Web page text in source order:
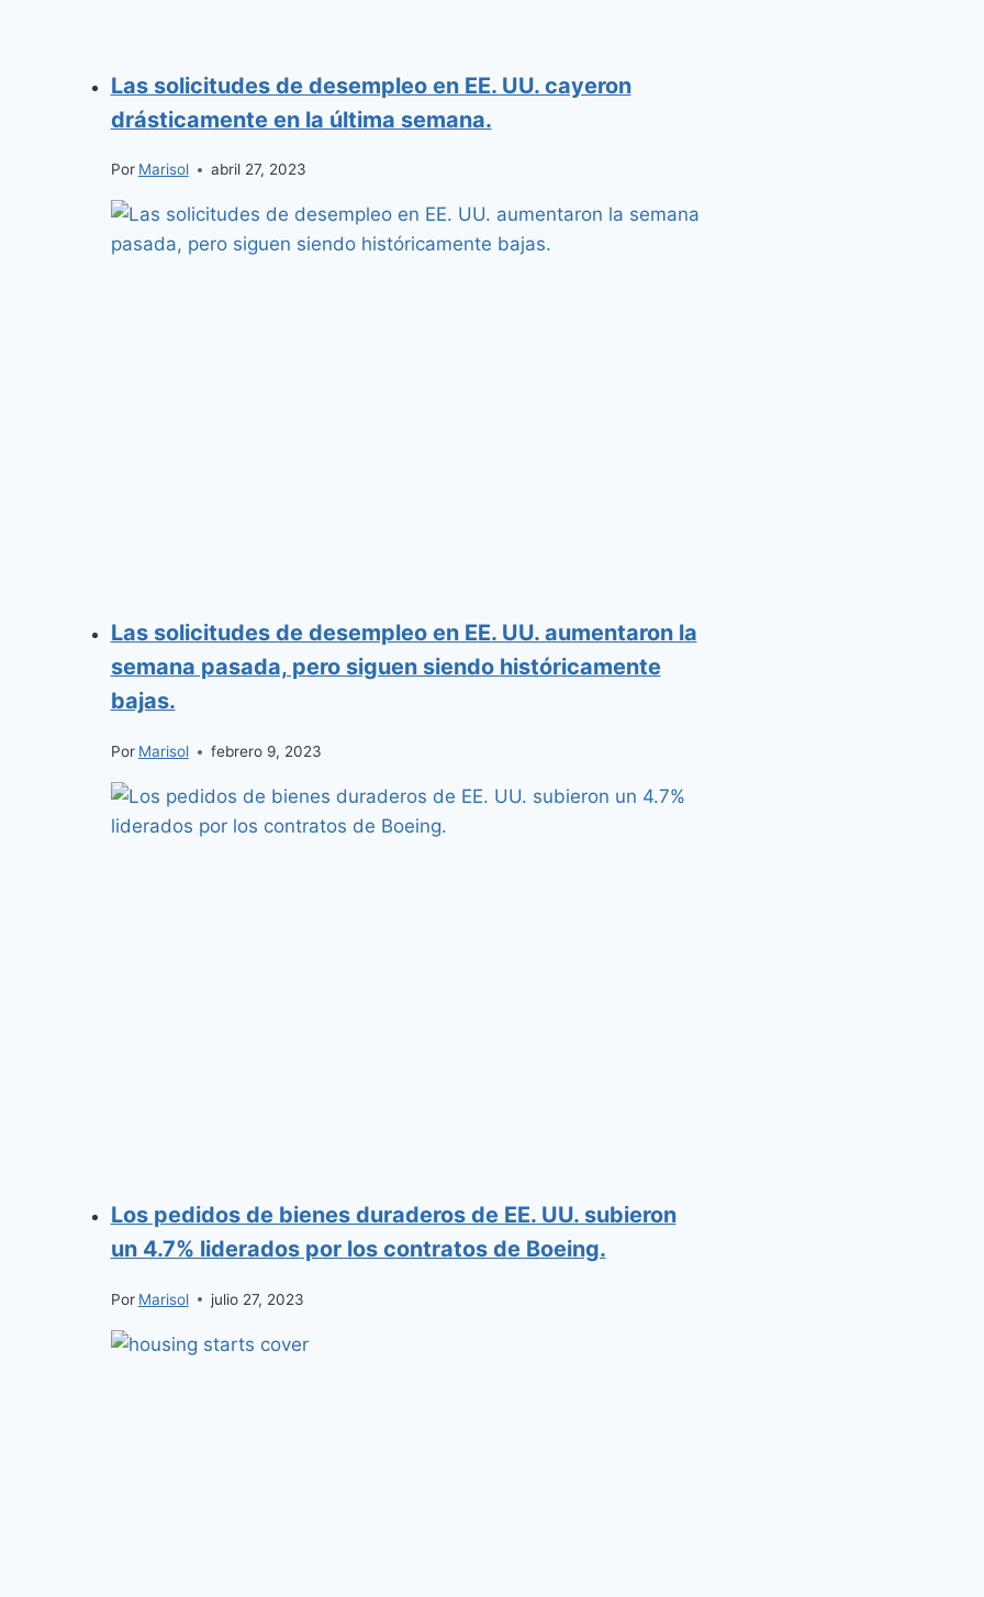
Las solicitudes de desempleo en EE. UU. cayeron
drásticamente en la última semana.
Por Marisol abril 27, 2023
Las solicitudes de desempleo en EE. UU. aumentaron la
semana pasada, pero siguen siendo históricamente
bajas.
Por Marisol febrero 9, 2023
Los pedidos de bienes duraderos de EE. UU. subieron
un 4.7% liderados por los contratos de Boeing.
Por Marisol julio 27, 2023